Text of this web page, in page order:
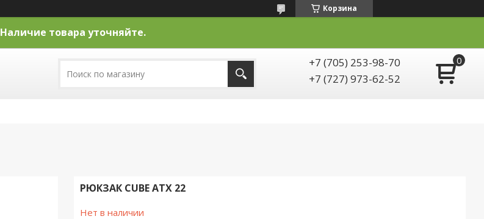
Корзина
Наличие товара уточняйте.
+7 (705) 253-98-70
+7 (727) 973-62-52
РЮКЗАК CUBE ATX 22
Нет в наличии